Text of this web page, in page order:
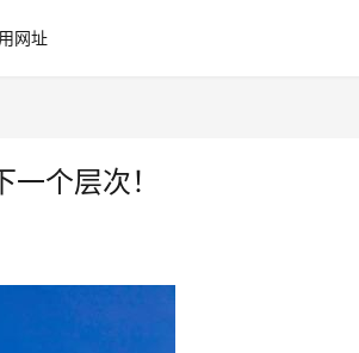
网址
个层次！